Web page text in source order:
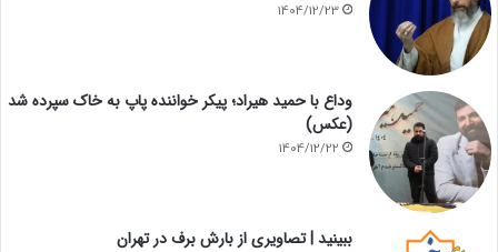
1404/12/23
وداع با حمید هیراد؛ پیکر خواننده پاپ به خاک سپرده شد
(عکس)
1404/12/22
ببینید | تصاویری از بارش برف در تهران